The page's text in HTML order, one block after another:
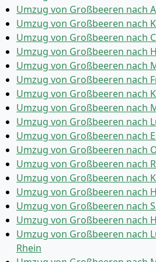
Umzug von Großbeeren nach
Umzug von Großbeeren nach
Umzug von Großbeeren nach
Umzug von Großbeeren nach
Umzug von Großbeeren nach
Umzug von Großbeeren nach
Umzug von Großbeeren nach
Umzug von Großbeeren nach
Umzug von Großbeeren nach
Umzug von Großbeeren nach
Umzug von Großbeeren nach
Umzug von Großbeeren nach
Umzug von Großbeeren nach
Umzug von Großbeeren nach
Umzug von Großbeeren nach
Umzug von Großbeeren nach
Umzug von Großbeeren nach
Rhein